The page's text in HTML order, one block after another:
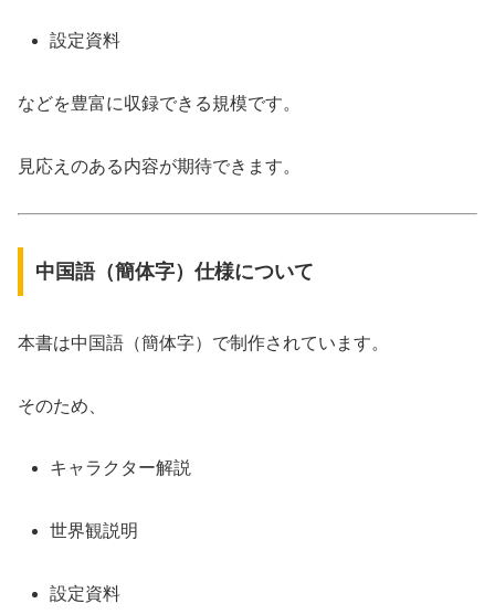
設定資料
などを豊富に収録できる規模です。
見応えのある内容が期待できます。
中国語（簡体字）仕様について
本書は中国語（簡体字）で制作されています。
そのため、
キャラクター解説
世界観説明
設定資料